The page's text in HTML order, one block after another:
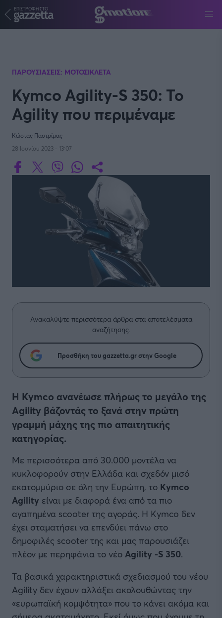
ΕΠΙΣΤΡΟΦΗ ΣΤΟ
ΠΑΡΟΥΣΙΑΣΕΙΣ: ΜΟΤΟΣΙΚΛΕΤΑ
Kymco Agility-S 350: Το
Agility που περιμέναμε
Κώστας Παστρίμας
28 Ιουνίου 2023 - 13:07
Ανακαλύψτε περισσότερα άρθρα στα αποτελέσματα
αναζήτησης.
Προσθήκη του gazzetta.gr στην Google
Η Kymco ανανέωσε πλήρως το μεγάλο της
Agility βάζοντάς το ξανά στην πρώτη
γραμμή μάχης της πιο απαιτητικής
κατηγορίας.
Με περισσότερα από 30.000 μοντέλα να
κυκλοφορούν στην Ελλάδα και σχεδόν μισό
εκατομμύριο σε όλη την Ευρώπη, το Kymco
Agility είναι με διαφορά ένα από τα πιο
αγαπημένα scooter της αγοράς. Η Kymco δεν
έχει σταματήσει να επενδύει πάνω στο
δημοφιλές scooter της και μας παρουσιάζει
πλέον με περηφάνια το νέο Agility -S 350.
Τα βασικά χαρακτηριστικά σχεδιασμού του νέου
Agility δεν έχουν αλλάξει ακολουθώντας την
«ευρωπαϊκή κομψότητα» που το κάνει ακόμα και